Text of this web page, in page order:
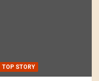
TOP STORY